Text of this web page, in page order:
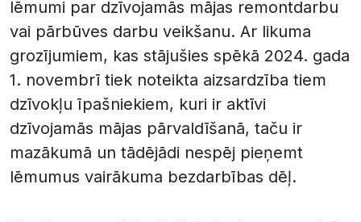
lēmumi par dzīvojamās mājas remontdarbu
vai pārbūves darbu veikšanu. Ar likuma
grozījumiem, kas stājušies spēkā 2024. gada
1. novembrī tiek noteikta aizsardzība tiem
dzīvokļu īpašniekiem, kuri ir aktīvi
dzīvojamās mājas pārvaldīšanā, taču ir
mazākumā un tādējādi nespēj pieņemt
lēmumus vairākuma bezdarbības dēļ.